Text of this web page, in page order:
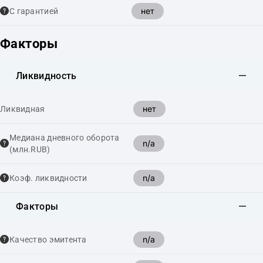
С гарантией нет
Факторы
Ликвидность
Ликвидная нет
Медиана дневного оборота
(млн.RUB)
n/a
Коэф. ликвидности n/a
Факторы
Качество эмитента n/a